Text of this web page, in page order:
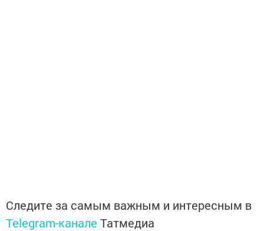
Следите за самым важным и интересным в
Telegram-канале Татмедиа